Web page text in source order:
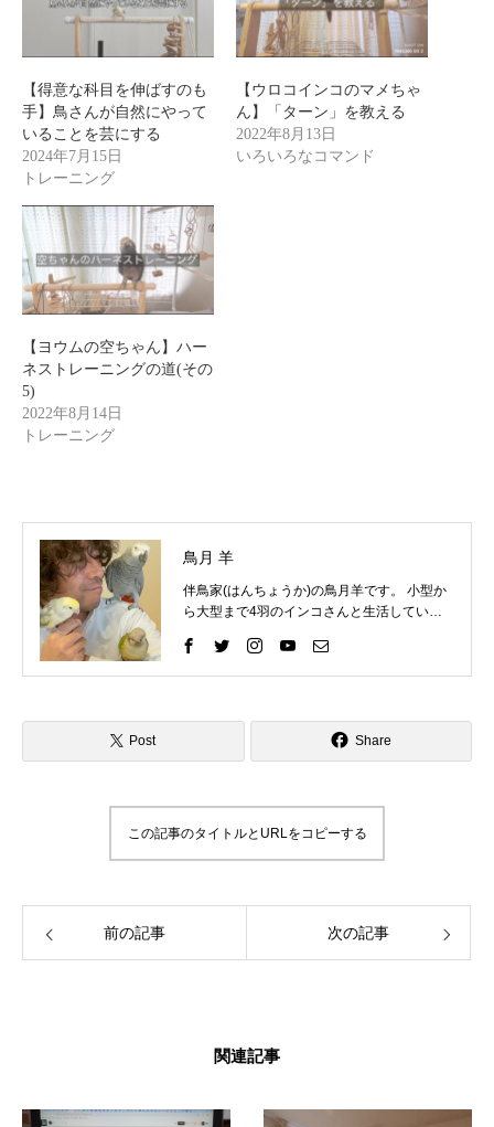
【得意な科目を伸ばすのも
手】鳥さんが自然にやって
いることを芸にする
2024年7月15日
トレーニング
【ウロコインコのマメちゃ
ん】「ターン」を教える
2022年8月13日
いろいろなコマンド
【ヨウムの空ちゃん】ハー
ネストレーニングの道(その
5)
2022年8月14日
トレーニング
鳥月 羊
伴鳥家(はんちょうか)の鳥月羊です。 小型か
ら大型まで4羽のインコさんと生活していま
困りごとを経験してきました。 そしてそれを
いろいろな方法で解決して、今ではインコさ
インコライフをさらに楽しいものにしたい。
インコさんと「生涯の相棒」と呼べるような
に、生きていく」 生涯の相棒インコと寄り添
える生活を愛鳥家さんと一緒にデザインして
Post Share
この記事のタイトルとURLをコピーする
前の記事 次の記事
関連記事